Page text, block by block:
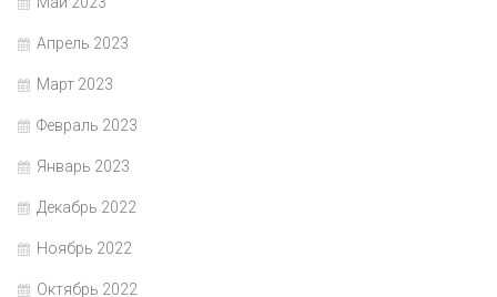
Апрель 2023
Март 2023
Февраль 2023
Январь 2023
Декабрь 2022
Ноябрь 2022
Октябрь 2022